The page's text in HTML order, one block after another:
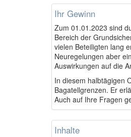
Ihr Gewinn
Zum 01.01.2023 sind
Bereich der
vielen Beteiligten lang
Neuregelungen aber
Auswirkungen auf die
In diesem halbtägigen
Bagatellgrenzen. Er
Auch auf Ihre Fragen
Inhalte